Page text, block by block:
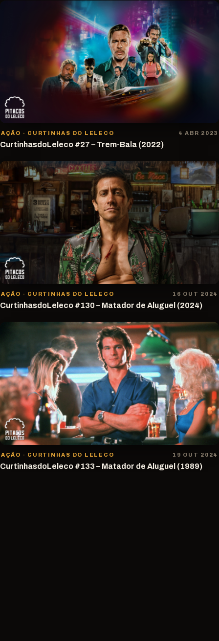
AÇÃO · CURTINHAS DO LELECO 4 ABR 2023
CurtinhasdoLeleco #27 – Trem-Bala (2022)
AÇÃO · CURTINHAS DO LELECO 16 OUT 2024
CurtinhasdoLeleco #130 – Matador de Aluguel (2024)
AÇÃO · CURTINHAS DO LELECO 19 OUT 2024
CurtinhasdoLeleco #133 – Matador de Aluguel (1989)